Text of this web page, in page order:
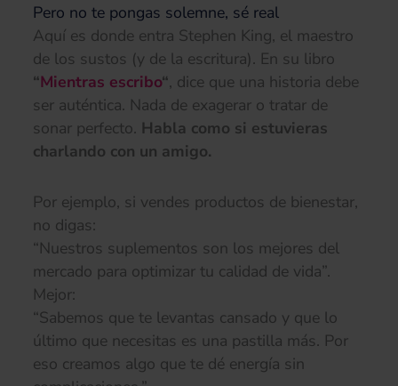
Pero no te pongas solemne, sé real
Aquí es donde entra Stephen King, el maestro
de los sustos (y de la escritura). En su libro
“Mientras escribo“, dice que una historia debe
ser auténtica. Nada de exagerar o tratar de
sonar perfecto. Habla como si estuvieras
charlando con un amigo.
Por ejemplo, si vendes productos de bienestar,
no digas:
“Nuestros suplementos son los mejores del
mercado para optimizar tu calidad de vida”.
Mejor:
“Sabemos que te levantas cansado y que lo
último que necesitas es una pastilla más. Por
eso creamos algo que te dé energía sin